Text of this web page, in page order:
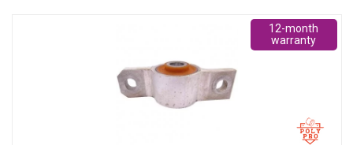
12-month
warranty